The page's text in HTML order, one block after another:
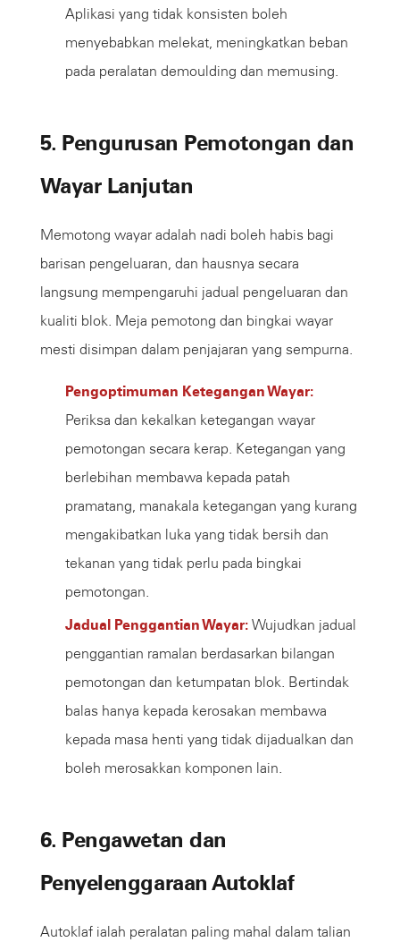
Aplikasi yang tidak konsisten boleh
menyebabkan melekat, meningkatkan beban
pada peralatan demoulding dan memusing.
5. Pengurusan Pemotongan dan
Wayar Lanjutan
Memotong wayar adalah nadi boleh habis bagi
barisan pengeluaran, dan hausnya secara
langsung mempengaruhi jadual pengeluaran dan
kualiti blok. Meja pemotong dan bingkai wayar
mesti disimpan dalam penjajaran yang sempurna.
Pengoptimuman Ketegangan Wayar:
Periksa dan kekalkan ketegangan wayar
pemotongan secara kerap. Ketegangan yang
berlebihan membawa kepada patah
pramatang, manakala ketegangan yang kurang
mengakibatkan luka yang tidak bersih dan
tekanan yang tidak perlu pada bingkai
pemotongan.
Jadual Penggantian Wayar: Wujudkan jadual
penggantian ramalan berdasarkan bilangan
pemotongan dan ketumpatan blok. Bertindak
balas hanya kepada kerosakan membawa
kepada masa henti yang tidak dijadualkan dan
boleh merosakkan komponen lain.
6. Pengawetan dan
Penyelenggaraan Autoklaf
Autoklaf ialah peralatan paling mahal dalam talian